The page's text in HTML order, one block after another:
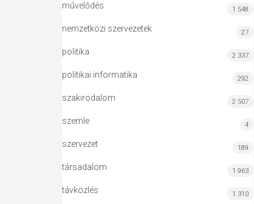
művelődés 1 548
nemzetközi szervezetek 27
politika 2 337
politikai informatika 292
szakirodalom 2 507
szemle 4
szervezet 189
társadalom 1 963
távközlés 1 310